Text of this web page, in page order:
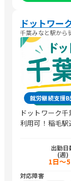
ドットワー
千葉みなと駅から
就労継続支援B
ドットワーク
利用可！稲毛
出勤日
(週)
1日～
対応障害